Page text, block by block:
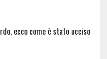
ecco come è stato ucciso